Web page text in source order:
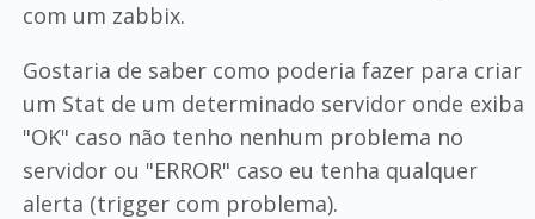
com um zabbix.
Gostaria de saber como poderia fazer para criar
um Stat de um determinado servidor onde exiba
"OK" caso não tenho nenhum problema no
servidor ou "ERROR" caso eu tenha qualquer
alerta (trigger com problema).